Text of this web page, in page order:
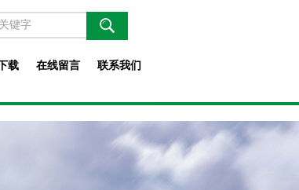
载 在线留言 联系我们